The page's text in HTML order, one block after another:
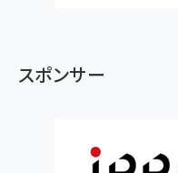
スポンサー